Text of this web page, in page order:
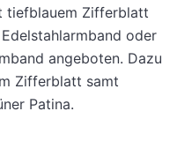
tiefblauem Zifferblatt
oder
angeboten. Dazu
Zifferblatt samt
Patina.